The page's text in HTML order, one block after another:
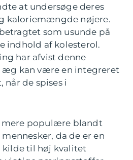
at undersøge deres
kaloriemængde nøjere.
som usunde på
indhold af kolesterol.
har afvist denne
æg kan være en integreret
når de spises i
mere populære blandt
da de er en
kilde til høj kvalitet